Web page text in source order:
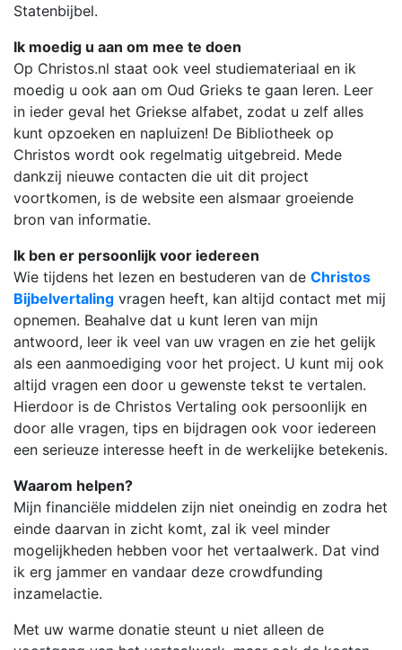
Statenbijbel.
Ik moedig u aan om mee te doen
Op Christos.nl staat ook veel studiemateriaal en ik
moedig u ook aan om Oud Grieks te gaan leren. Leer
in ieder geval het Griekse alfabet, zodat u zelf alles
kunt opzoeken en napluizen! De Bibliotheek op
Christos wordt ook regelmatig uitgebreid. Mede
dankzij nieuwe contacten die uit dit project
voortkomen, is de website een alsmaar groeiende
bron van informatie.
Ik ben er persoonlijk voor iedereen
Wie tijdens het lezen en bestuderen van de Christos
Bijbelvertaling vragen heeft, kan altijd contact met mij
opnemen. Beahalve dat u kunt leren van mijn
antwoord, leer ik veel van uw vragen en zie het gelijk
als een aanmoediging voor het project. U kunt mij ook
altijd vragen een door u gewenste tekst te vertalen.
Hierdoor is de Christos Vertaling ook persoonlijk en
door alle vragen, tips en bijdragen ook voor iedereen
een serieuze interesse heeft in de werkelijke betekenis.
Waarom helpen?
Mijn financiële middelen zijn niet oneindig en zodra het
einde daarvan in zicht komt, zal ik veel minder
mogelijkheden hebben voor het vertaalwerk. Dat vind
ik erg jammer en vandaar deze crowdfunding
inzamelactie.
Met uw warme donatie steunt u niet alleen de